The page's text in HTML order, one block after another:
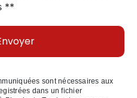
**
sont nécessaires aux
dans un fichier